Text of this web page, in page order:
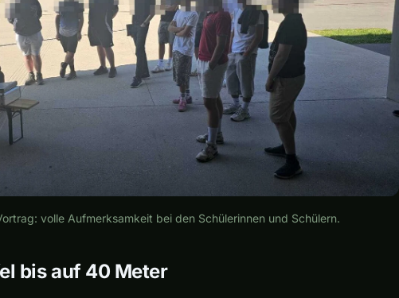
volle Aufmerksamkeit bei den Schülerinnen und Schülern.
bis auf 40 Meter